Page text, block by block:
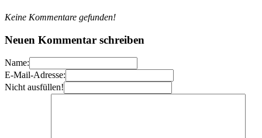
Keine Kommentare gefunden!
Neuen Kommentar schreiben
Name:
E-Mail-Adresse:
Nicht ausfüllen!